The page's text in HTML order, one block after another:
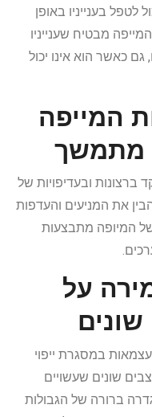
לטפל בענייניו באופן
מבטיח שענייניו
גם כאשר הוא אינו יכול
המייפה
מתמשך
ברצונות ובעדיפויות של
את המניעים והעדפות
המיופה מתבצעות
על
במסגרת ייפוי
שונים שעשויים
ברורה של הגבולות